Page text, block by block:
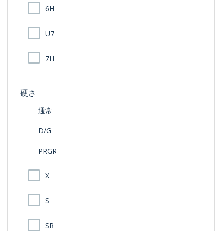
6H
U7
7H
硬さ
通常
D/G
PRGR
X
S
SR